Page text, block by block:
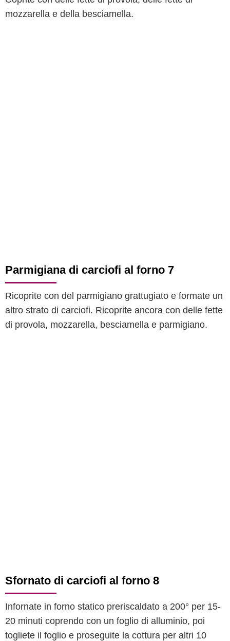
mozzarella e della besciamella.
Parmigiana di carciofi al forno 7
Ricoprite con del parmigiano grattugiato e formate un
altro strato di carciofi. Ricoprite ancora con delle fette
di provola, mozzarella, besciamella e parmigiano.
Sfornato di carciofi al forno 8
Infornate in forno statico preriscaldato a 200° per 15-
20 minuti coprendo con un foglio di alluminio, poi
togliete il foglio e proseguite la cottura per altri 10